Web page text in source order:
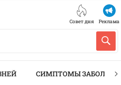
Совет дня Реклама
СИМПТОМЫ